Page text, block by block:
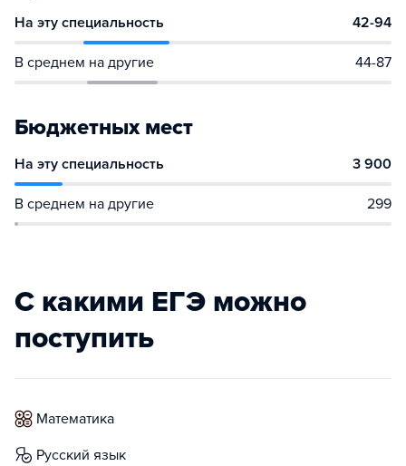
На эту специальность 42-94
В среднем на другие 44-87
Бюджетных мест
На эту специальность 3 900
В среднем на другие 299
С какими ЕГЭ можно
поступить
математика
русский язык